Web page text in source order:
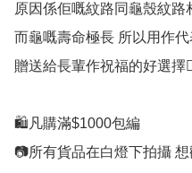
原因係佢嘅紋路同龜殼紋路
而龜嘅壽命極長 所以用作代
贈送給長輩作祝福的好選擇
🛍凡購滿$1000包編
📷所有貨品在白燈下拍攝